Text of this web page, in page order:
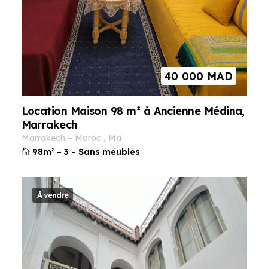
40 000 MAD
Location Maison 98 m² à Ancienne Médina,
Marrakech
marrakech – maroc ,
ma
98m² – 3 – Sans meubles
À vendre